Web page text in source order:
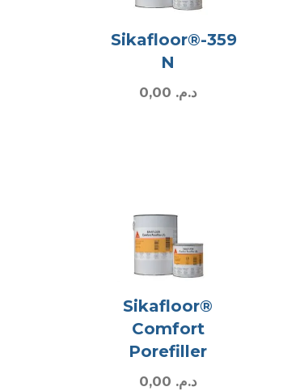
Sikafloor®-359
N
د.م.
Sikafloor®
Comfort
Porefiller
د.م.